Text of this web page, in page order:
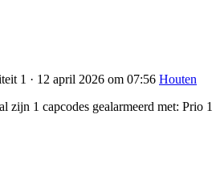
1 · 12 april 2026 om 07:56 Houten
1 capcodes gealarmeerd met: Prio